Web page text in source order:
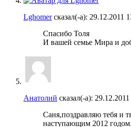
Lghomerсказал(-а): 29.12.2011
Спасибо Толя
И вашей семье Мира и
Анатолий сказал(-а): 29.12.2011
Саня,поздравляю тебя и
наступающим 2012